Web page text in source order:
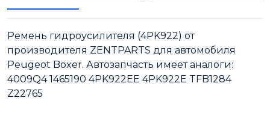
Ремень гидроусилителя (4PK922) от
производителя ZENTPARTS для автомобиля
Peugeot Boxer. Автозапчасть имеет аналоги:
4009Q4 1465190 4PK922EE 4PK922E TFB1284
Z22765